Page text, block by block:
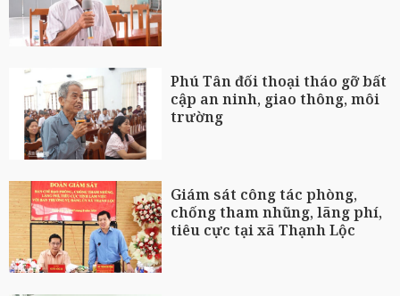
Phú Tân đối thoại tháo gỡ bất
cập an ninh, giao thông, môi
trường
Giám sát công tác phòng,
chống tham nhũng, lãng phí,
tiêu cực tại xã Thạnh Lộc